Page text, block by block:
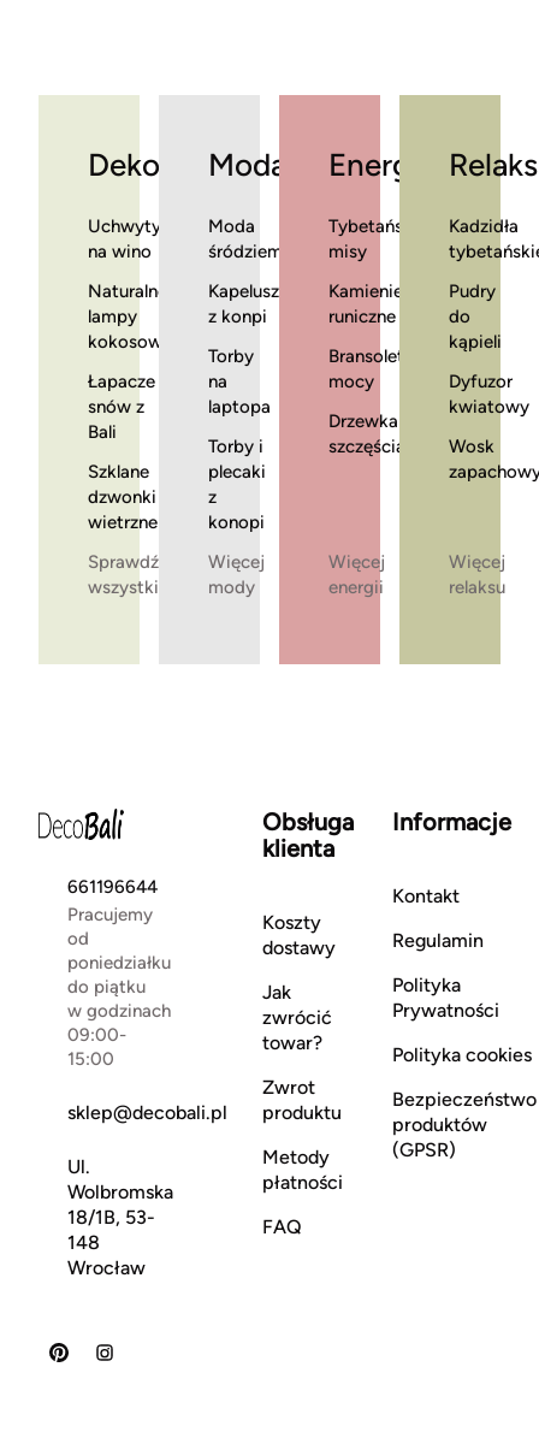
Dekoracje
Uchwyty
na wino
Naturalne
lampy
kokosowe
Łapacze
snów z
Bali
Szklane
dzwonki
wietrzne
Sprawdź
wszystkie
Moda
Moda
śródziemnomorska
Kapelusze
z konpi
Torby
na
laptopa
Torby i
plecaki
z
konopi
Więcej
mody
Energia
Tybetańskie
misy
Kamienie
runiczne
Bransoletki
mocy
Drzewka
szczęścia
Więcej
energii
Relaks
Kadzidła
Pudry
do
kąpieli
Dyfuzor
kwiatowy
Wosk
Więcej
relaksu
661196644
Pracujemy
od
poniedziałku
do piątku
w godzinach
09:00-
15:00
sklep@decobali.pl
Ul.
Wolbromska
18/1B, 53-
148
Wrocław
Obsługa
klienta
Koszty
dostawy
Jak
zwrócić
towar?
Zwrot
produktu
Metody
płatności
FAQ
Informacje
Kontakt
Regulamin
Polityka
Prywatności
Polityka cookies
Bezpieczeństwo
produktów
(GPSR)